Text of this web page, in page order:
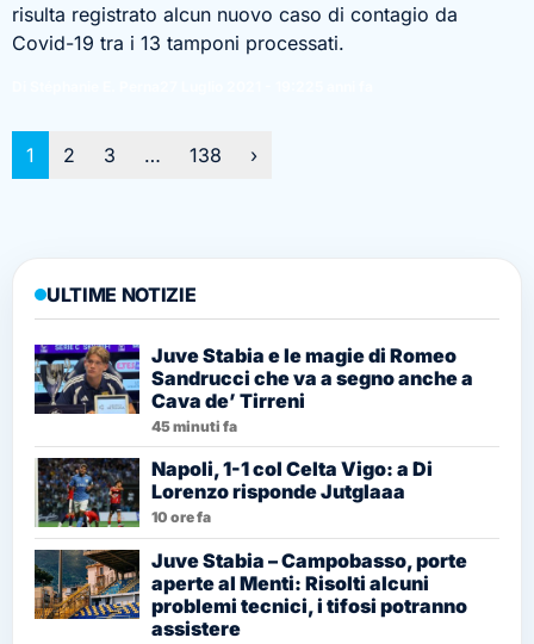
risulta registrato alcun nuovo caso di contagio da
Covid-19 tra i 13 tamponi processati.
Paginazione
1 2 3 … 138 ›
ULTIME NOTIZIE
Juve Stabia e le magie di Romeo
Sandrucci che va a segno anche a
Cava de’ Tirreni
45 minuti fa
Napoli, 1-1 col Celta Vigo: a Di
Lorenzo risponde Jutglaaa
10 ore fa
Juve Stabia – Campobasso, porte
aperte al Menti: Risolti alcuni
problemi tecnici, i tifosi potranno
assistere